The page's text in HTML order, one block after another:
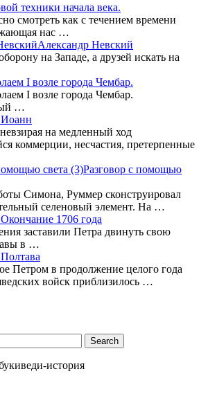
техники начала века.
смотреть как с течением времени
нас …
Александр Невский
на Западе, а друзей искать на
І возле города Чембар.
І возле города Чембар.
…
Иоанн
на медленный ход
коммерции, несчастия, претерпенные
Разговор с помощью
Симона, Руммер сконструировал
селеновый элемент. На …
1706 года
заставили Петра двинуть свою
в …
Петром в продолжение целого года
войск приблизилось …
история